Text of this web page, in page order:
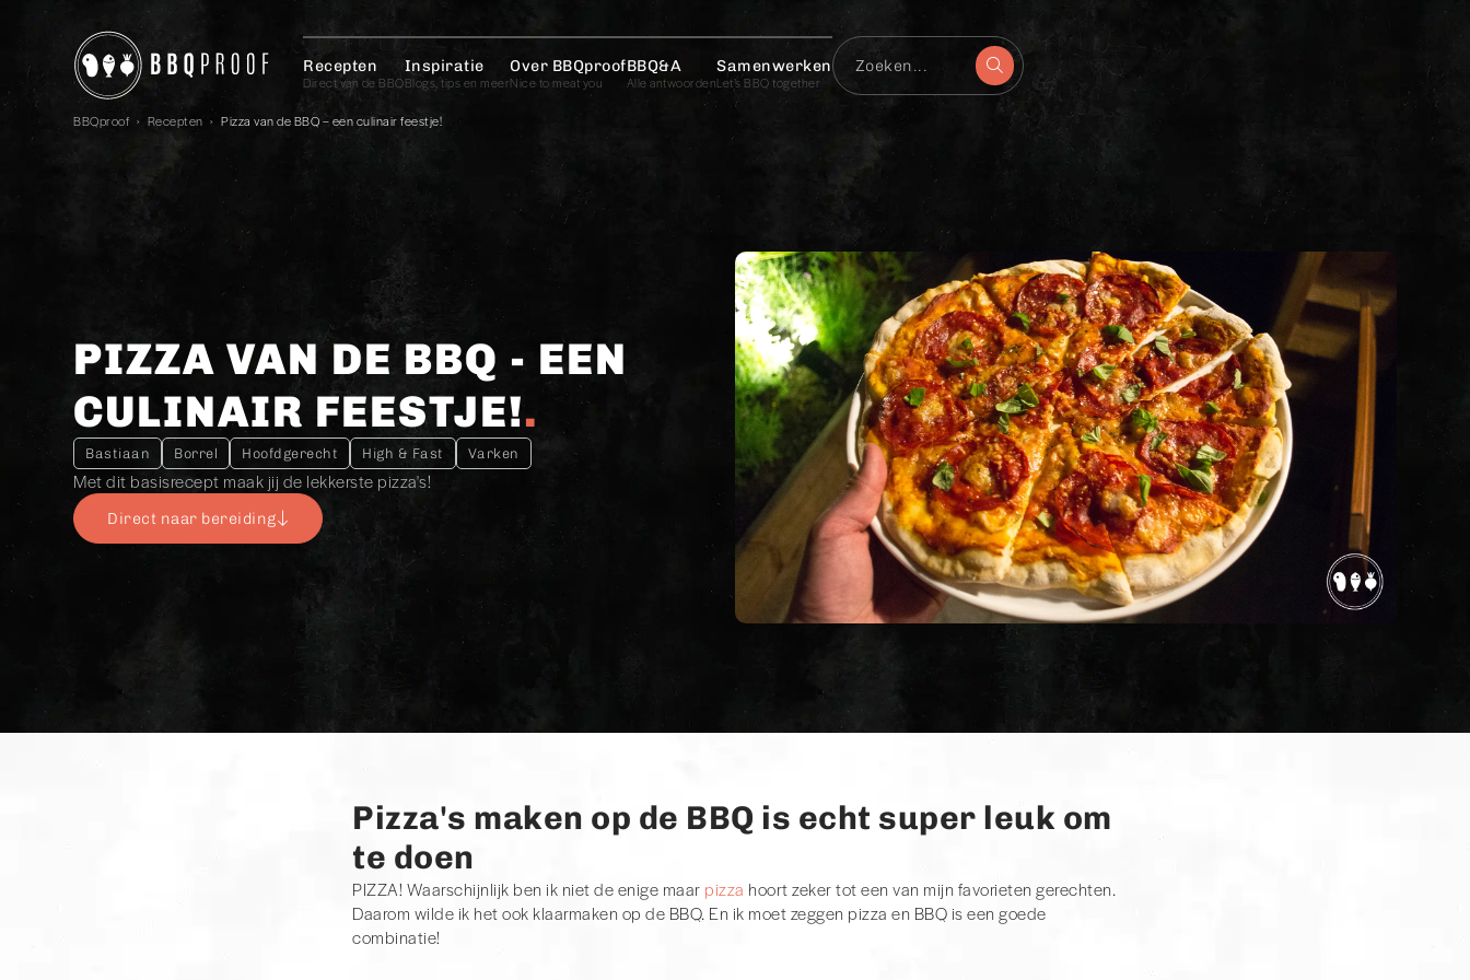
Recepten
Direct van de BBQ
Inspiratie
Blogs, tips en meer
Over BBQproof
Nice to meat you
BBQ&A
Alle antwoorden
Samenwerken
Let’s BBQ together
BBQproof › Recepten › Pizza van de BBQ – een culinair feestje!
PIZZA VAN DE BBQ - EEN
CULINAIR FEESTJE!
Bastiaan Borrel Hoofdgerecht High & Fast Varken
Met dit basisrecept maak jij de lekkerste pizza's!
Direct naar bereiding
Pizza's maken op de BBQ is echt super leuk om
te doen
PIZZA! Waarschijnlijk ben ik niet de enige maar pizza hoort zeker tot een van mijn favorieten gerechten.
Daarom wilde ik het ook klaarmaken op de BBQ. En ik moet zeggen pizza en BBQ is een goede
combinatie!